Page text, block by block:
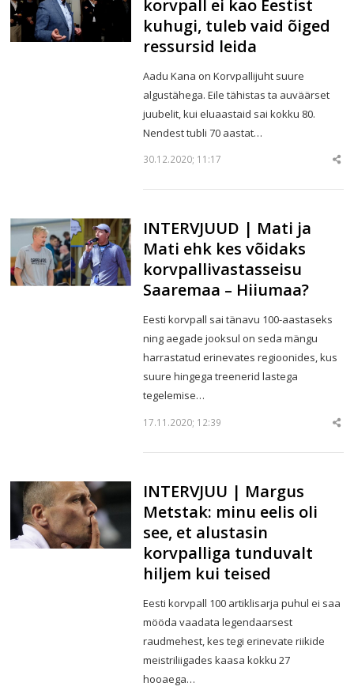
korvpall ei kao Eestist
kuhugi, tuleb vaid õiged
ressursid leida
Aadu Kana on Korvpallijuht suure
algustähega. Eile tähistas ta auväärset
juubelit, kui eluaastaid sai kokku 80.
Nendest tubli 70 aastat…
30.12.2020; 11:17
INTERVJUUD | Mati ja
Mati ehk kes võidaks
korvpallivastasseisu
Saaremaa – Hiiumaa?
Eesti korvpall sai tänavu 100-aastaseks
ning aegade jooksul on seda mängu
harrastatud erinevates regioonides, kus
suure hingega treenerid lastega
tegelemise…
17.11.2020; 12:39
INTERVJUU | Margus
Metstak: minu eelis oli
see, et alustasin
korvpalliga tunduvalt
hiljem kui teised
Eesti korvpall 100 artiklisarja puhul ei saa
mööda vaadata legendaarsest
raudmehest, kes tegi erinevate riikide
meistriliigades kaasa kokku 27
hooaega…